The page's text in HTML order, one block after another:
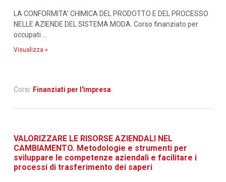
LA CONFORMITA' CHIMICA DEL PRODOTTO E DEL PROCESSO
NELLE AZIENDE DEL SISTEMA MODA. Corso finanziato per
occupati ...
Visualizza »
Corsi: Finanziati per l'impresa
VALORIZZARE LE RISORSE AZIENDALI NEL
CAMBIAMENTO. Metodologie e strumenti per
sviluppare le competenze aziendali e facilitare i
processi di trasferimento dei saperi